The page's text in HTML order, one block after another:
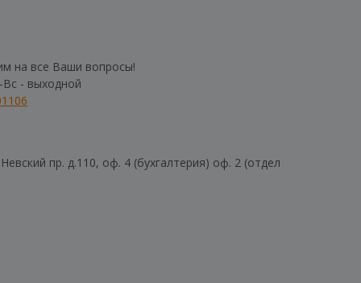
на все Ваши вопросы!
- выходной
пр. д.110, оф. 4 (бухгалтерия) оф. 2 (отдел